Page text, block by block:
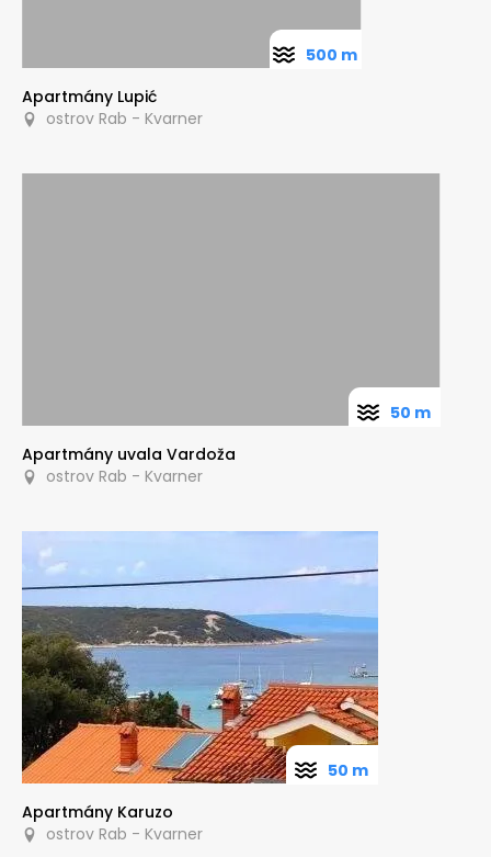
Apartmány Lupić
ostrov Rab - Kvarner
500 m
Apartmány uvala Vardoža
ostrov Rab - Kvarner
50 m
Apartmány Karuzo
ostrov Rab - Kvarner
50 m